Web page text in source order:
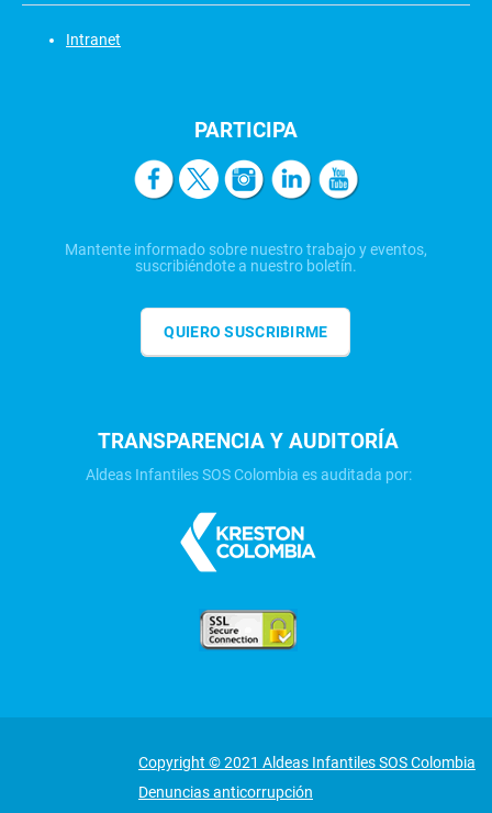
Intranet
PARTICIPA
Mantente informado sobre nuestro trabajo y eventos,
suscribiéndote a nuestro boletín.
QUIERO SUSCRIBIRME
TRANSPARENCIA Y AUDITORÍA
Aldeas Infantiles SOS Colombia es auditada por:
Copyright © 2021 Aldeas Infantiles SOS Colombia
Denuncias anticorrupción